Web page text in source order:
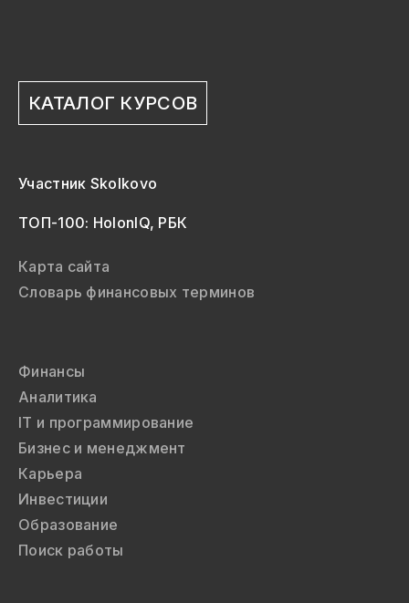
КАТАЛОГ КУРСОВ
Участник Skolkovo
ТОП-100: HolonIQ, РБК
Карта сайта
Словарь финансовых терминов
Финансы
Аналитика
IT и программирование
Бизнес и менеджмент
Карьера
Инвестиции
Образование
Поиск работы